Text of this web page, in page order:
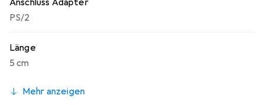
Anschluss Adapter
PS/2
Länge
5 cm
Mehr anzeigen